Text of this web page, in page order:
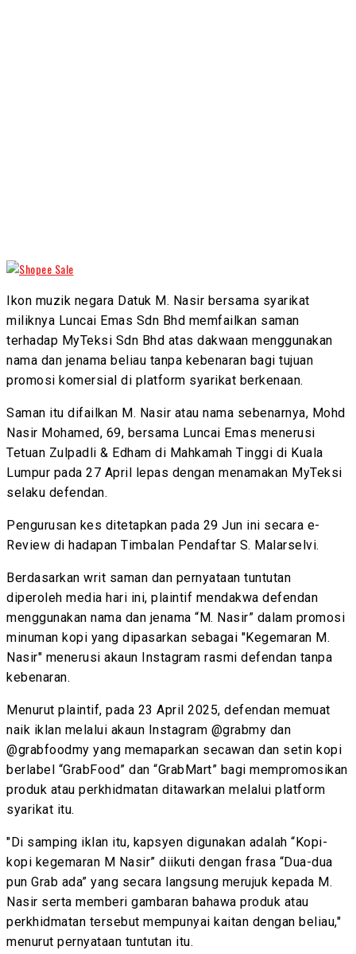
Ikon muzik negara Datuk M. Nasir bersama syarikat
miliknya Luncai Emas Sdn Bhd memfailkan saman
terhadap MyTeksi Sdn Bhd atas dakwaan menggunakan
nama dan jenama beliau tanpa kebenaran bagi tujuan
promosi komersial di platform syarikat berkenaan.
Saman itu difailkan M. Nasir atau nama sebenarnya, Mohd
Nasir Mohamed, 69, bersama Luncai Emas menerusi
Tetuan Zulpadli & Edham di Mahkamah Tinggi di Kuala
Lumpur pada 27 April lepas dengan menamakan MyTeksi
selaku defendan.
Pengurusan kes ditetapkan pada 29 Jun ini secara e-
Review di hadapan Timbalan Pendaftar S. Malarselvi.
Berdasarkan writ saman dan pernyataan tuntutan
diperoleh media hari ini, plaintif mendakwa defendan
menggunakan nama dan jenama “M. Nasir” dalam promosi
minuman kopi yang dipasarkan sebagai "Kegemaran M.
Nasir" menerusi akaun Instagram rasmi defendan tanpa
kebenaran.
Menurut plaintif, pada 23 April 2025, defendan memuat
naik iklan melalui akaun Instagram @grabmy dan
@grabfoodmy yang memaparkan secawan dan setin kopi
berlabel “GrabFood” dan “GrabMart” bagi mempromosikan
produk atau perkhidmatan ditawarkan melalui platform
syarikat itu.
"Di samping iklan itu, kapsyen digunakan adalah “Kopi-
kopi kegemaran M Nasir” diikuti dengan frasa “Dua-dua
pun Grab ada” yang secara langsung merujuk kepada M.
Nasir serta memberi gambaran bahawa produk atau
perkhidmatan tersebut mempunyai kaitan dengan beliau,"
menurut pernyataan tuntutan itu.